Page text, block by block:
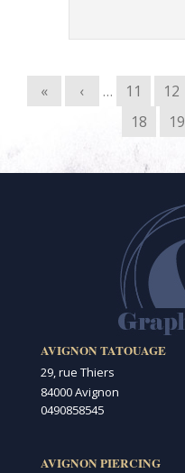
Pages
« ‹ … 11 12
18
19
AVIGNON TATOUAGE
29, rue Thiers
84000 Avignon
0490858545
AVIGNON PIERCING